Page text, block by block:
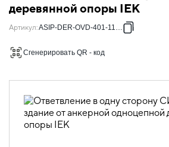
55.02 Типовые решения для
деревянной опоры IEK
Артикул:ASIP-DER-OVD-401-11-00
Сгенерировать QR - код